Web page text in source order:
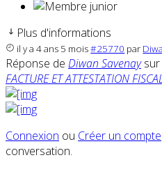
Plus d'informations
il y a 4 ans 5 mois#25770 par
Réponse de Diwan Savenaysur
FACTURE ET ATTESTATION
Connexion ou Créer un compte
conversation.